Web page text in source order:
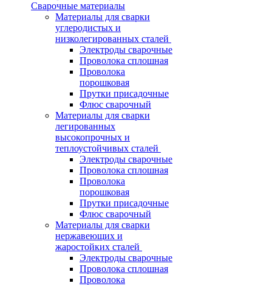
Сварочные материалы
Материалы для сварки
углеродистых и
низколегированных сталей
Электроды сварочные
Проволока сплошная
Проволока
порошковая
Прутки присадочные
Флюс сварочный
Материалы для сварки
легированных
высокопрочных и
теплоустойчивых сталей
Электроды сварочные
Проволока сплошная
Проволока
порошковая
Прутки присадочные
Флюс сварочный
Материалы для сварки
нержавеющих и
жаростойких сталей
Электроды сварочные
Проволока сплошная
Проволока